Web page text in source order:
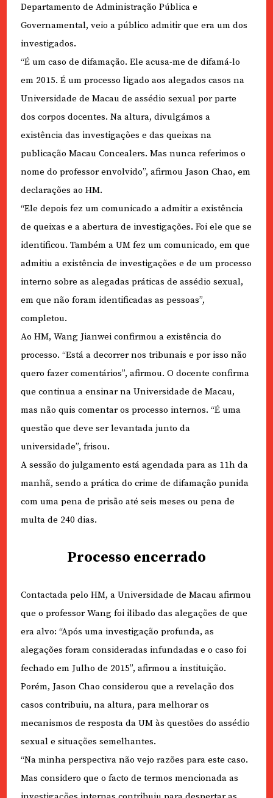
Departamento de Administração Pública e
Governamental, veio a público admitir que era um dos
investigados.
“É um caso de difamação. Ele acusa-me de difamá-lo
em 2015. É um processo ligado aos alegados casos na
Universidade de Macau de assédio sexual por parte
dos corpos docentes. Na altura, divulgámos a
existência das investigações e das queixas na
publicação Macau Concealers. Mas nunca referimos o
nome do professor envolvido”, afirmou Jason Chao, em
declarações ao HM.
“Ele depois fez um comunicado a admitir a existência
de queixas e a abertura de investigações. Foi ele que se
identificou. Também a UM fez um comunicado, em que
admitiu a existência de investigações e de um processo
interno sobre as alegadas práticas de assédio sexual,
em que não foram identificadas as pessoas”,
completou.
Ao HM, Wang Jianwei confirmou a existência do
processo. “Está a decorrer nos tribunais e por isso não
quero fazer comentários”, afirmou. O docente confirma
que continua a ensinar na Universidade de Macau,
mas não quis comentar os processo internos. “É uma
questão que deve ser levantada junto da
universidade”, frisou.
A sessão do julgamento está agendada para as 11h da
manhã, sendo a prática do crime de difamação punida
com uma pena de prisão até seis meses ou pena de
multa de 240 dias.
Processo encerrado
Contactada pelo HM, a Universidade de Macau afirmou
que o professor Wang foi ilibado das alegações de que
era alvo: “Após uma investigação profunda, as
alegações foram consideradas infundadas e o caso foi
fechado em Julho de 2015”, afirmou a instituição.
Porém, Jason Chao considerou que a revelação dos
casos contribuiu, na altura, para melhorar os
mecanismos de resposta da UM às questões do assédio
sexual e situações semelhantes.
“Na minha perspectiva não vejo razões para este caso.
Mas considero que o facto de termos mencionada as